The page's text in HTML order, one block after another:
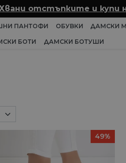
отстъпките и купи
ПАНТОФИ ОБУВКИ ДАМСКИ
БОТИ ДАМСКИ БОТУШИ
49%